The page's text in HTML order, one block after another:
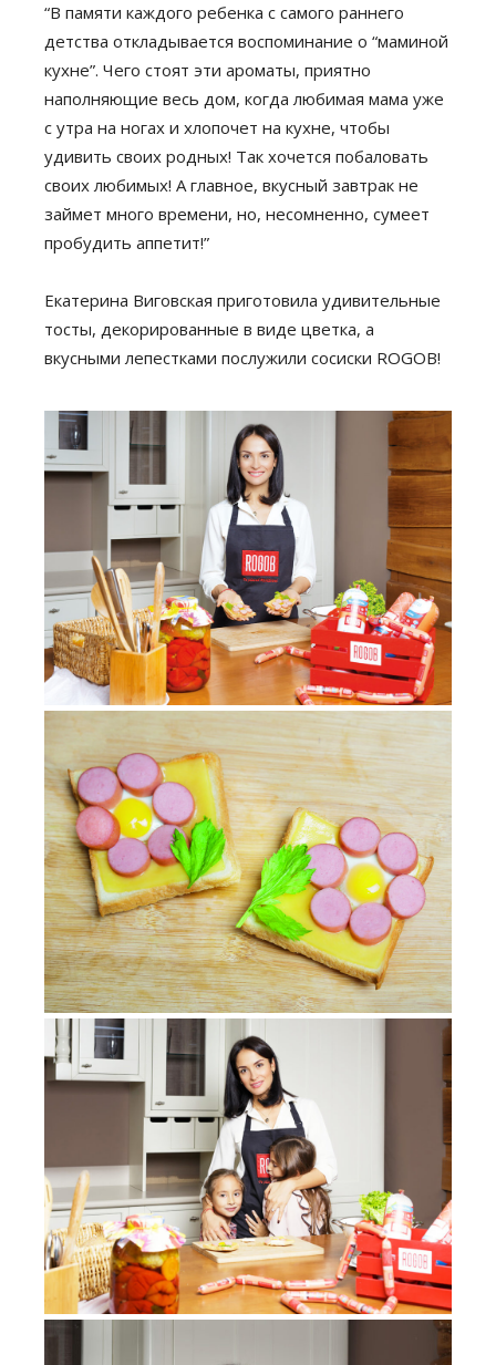
“В памяти каждого ребенка с самого раннего
детства откладывается воспоминание о “маминой
кухне”. Чего стоят эти ароматы, приятно
наполняющие весь дом, когда любимая мама уже
с утра на ногах и хлопочет на кухне, чтобы
удивить своих родных! Так хочется побаловать
своих любимых! А главное, вкусный завтрак не
займет много времени, но, несомненно, сумеет
пробудить аппетит!”
Екатерина Виговская приготовила удивительные
тосты, декорированные в виде цветка, а
вкусными лепестками послужили сосиски ROGOB!